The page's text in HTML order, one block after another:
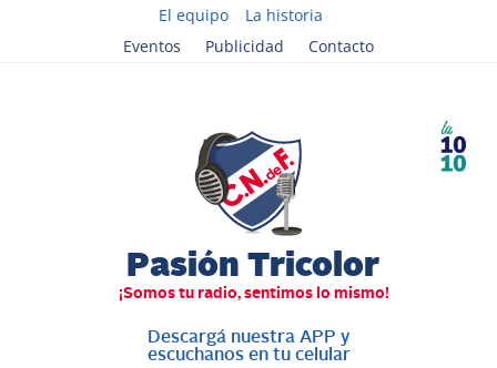
El equipo
La historia
Eventos
Publicidad Contacto
Descargá nuestra APP y
escuchanos en tu celular